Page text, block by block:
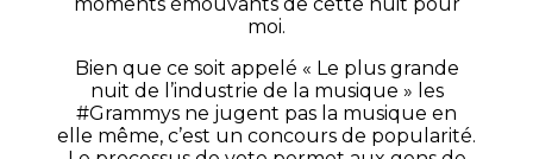
moi.
Bien que ce soit appelé « Le plus grande
nuit de l’industrie de la musique » les
#Grammys ne jugent pas la musique en
elle même, c’est un concours de popularité.